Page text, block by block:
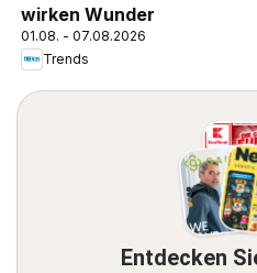
wirken Wunder
01.08. - 07.08.2026
Trends
Entdecken